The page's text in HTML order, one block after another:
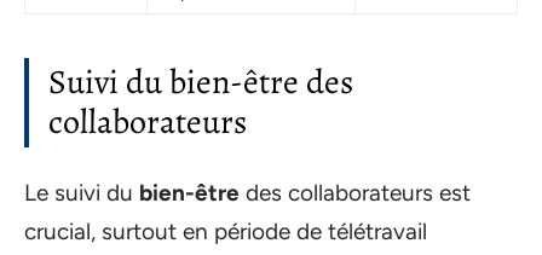
Suivi du bien-être des
collaborateurs
Le suivi du bien-être des collaborateurs est
crucial, surtout en période de télétravail